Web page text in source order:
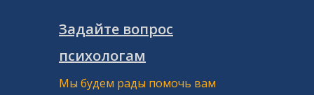
Задайте вопрос
психологам
Мы будем рады помочь вам